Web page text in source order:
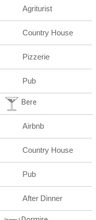
Agriturist
Country House
Pizzerie
Pub
Bere
Airbnb
Country House
Pub
After Dinner